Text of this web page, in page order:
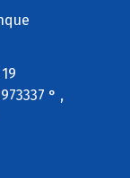
° ,